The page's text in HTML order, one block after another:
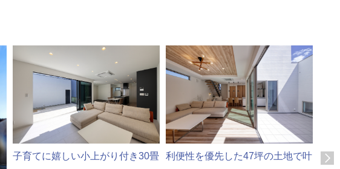
子育てに嬉しい小上がり付き30畳
利便性を優先した47坪の土地で叶